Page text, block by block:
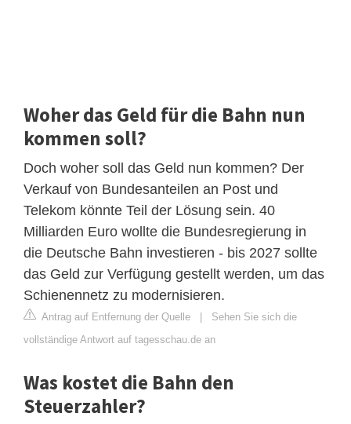
Woher das Geld für die Bahn nun
kommen soll?
Doch woher soll das Geld nun kommen? Der
Verkauf von Bundesanteilen an Post und
Telekom könnte Teil der Lösung sein. 40
Milliarden Euro wollte die Bundesregierung in
die Deutsche Bahn investieren - bis 2027 sollte
das Geld zur Verfügung gestellt werden, um das
Schienennetz zu modernisieren.
Antrag auf Entfernung der Quelle | Sehen Sie sich die
vollständige Antwort auf tagesschau.de an
Was kostet die Bahn den
Steuerzahler?